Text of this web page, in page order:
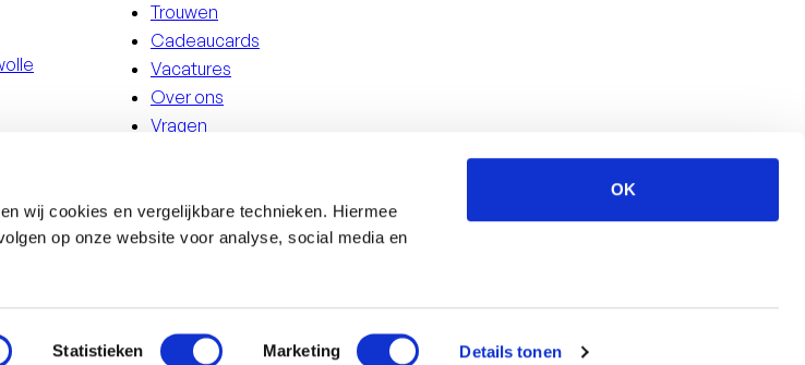
wij cookies en vergelijkbare technieken. Hiermee
op onze website voor analyse, social media en
Statistieken Marketing Details tonen
OK
Trouwen
Cadeaucards
Vacatures
Over ons
Vragen
Cookie-instellingen wijzigen